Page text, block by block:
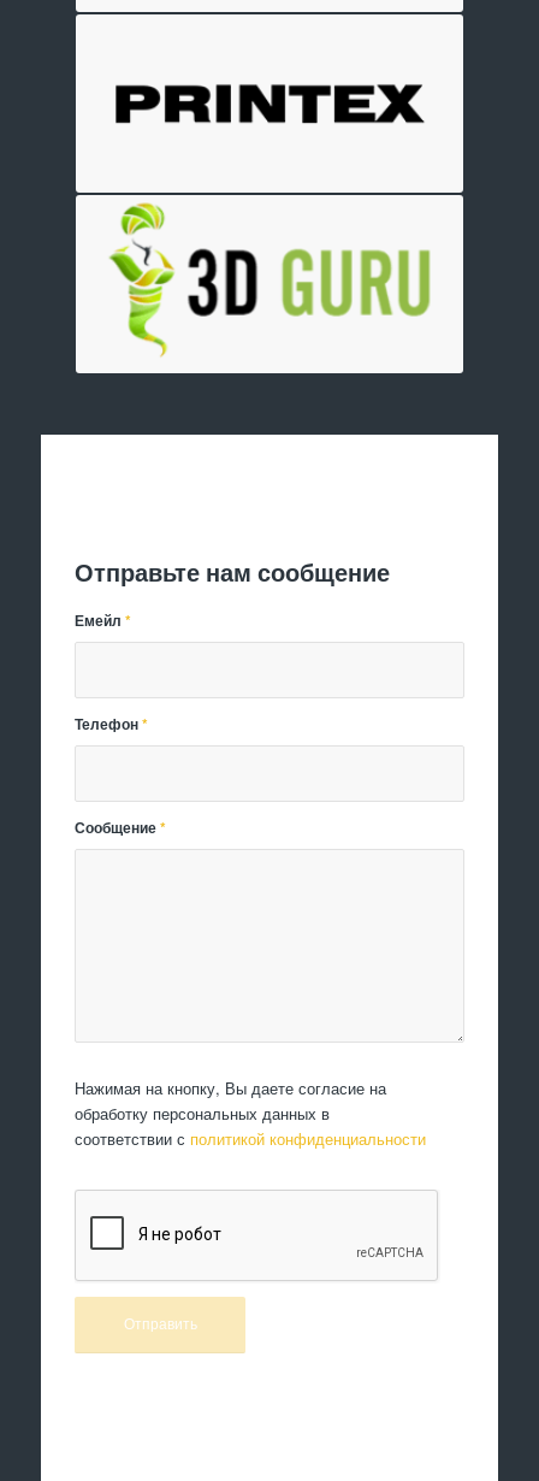
Отправьте нам сообщение
Емейл*
Телефон*
Сообщение*
Нажимая на кнопку, Вы даете согласие на
обработку персональных данных в
соответствии с политикой конфиденциальности